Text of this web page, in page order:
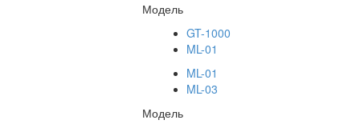
Модель
GT-1000
ML-01
ML-01
ML-03
Модель